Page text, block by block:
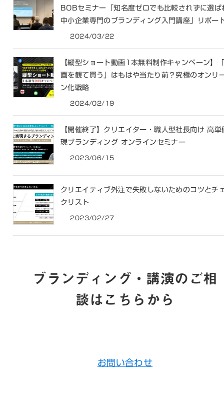
BOBセミナー「知名度ゼロでも比較されずに選ば
中小企業専門のブランディング入門講座」リポー
2024/03/22
【縦型ショート動画1本無料制作キャンペーン】
画を観て買う」はもはや当たり前？究極のオンリ
ン化戦略
2024/02/19
【開催終了】クリエイター・職人型社長向け 高単
現ブランディング オンラインセミナー
2023/06/15
クリエイティブ外注で失敗しないためのコツとチ
クリスト
2023/02/27
ブランディング・講演のご相
談はこちらから
お問い合わせ